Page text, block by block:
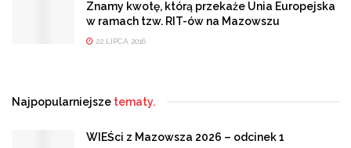
Znamy kwotę, którą przekaże Unia Europejska
w ramach tzw. RIT-ów na Mazowszu
22 LIPCA 2016
Najpopularniejsze tematy.
WIEŚci z Mazowsza 2026 – odcinek 1